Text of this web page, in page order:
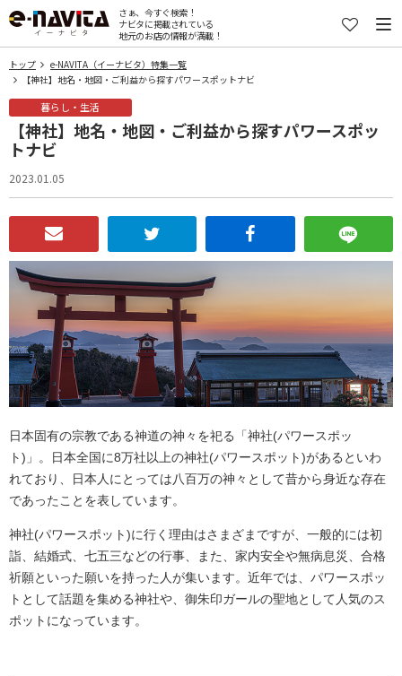
さぁ、今すぐ検索！
ナビタに掲載されている
地元のお店の情報が満載！
トップ
e-NAVITA（イーナビタ）特集一覧
【神社】地名・地図・ご利益から探すパワースポットナビ
暮らし・生活
【神社】地名・地図・ご利益から探すパワースポッ
トナビ
2023.01.05
日本固有の宗教である神道の神々を祀る「神社(パワースポッ
ト)」。日本全国に8万社以上の神社(パワースポット)があるといわ
れており、日本人にとっては八百万の神々として昔から身近な存在
であったことを表しています。
神社(パワースポット)に行く理由はさまざまですが、一般的には初
詣、結婚式、七五三などの行事、また、家内安全や無病息災、合格
祈願といった願いを持った人が集います。近年では、パワースポッ
トとして話題を集める神社や、御朱印ガールの聖地として人気のス
ポットになっています。